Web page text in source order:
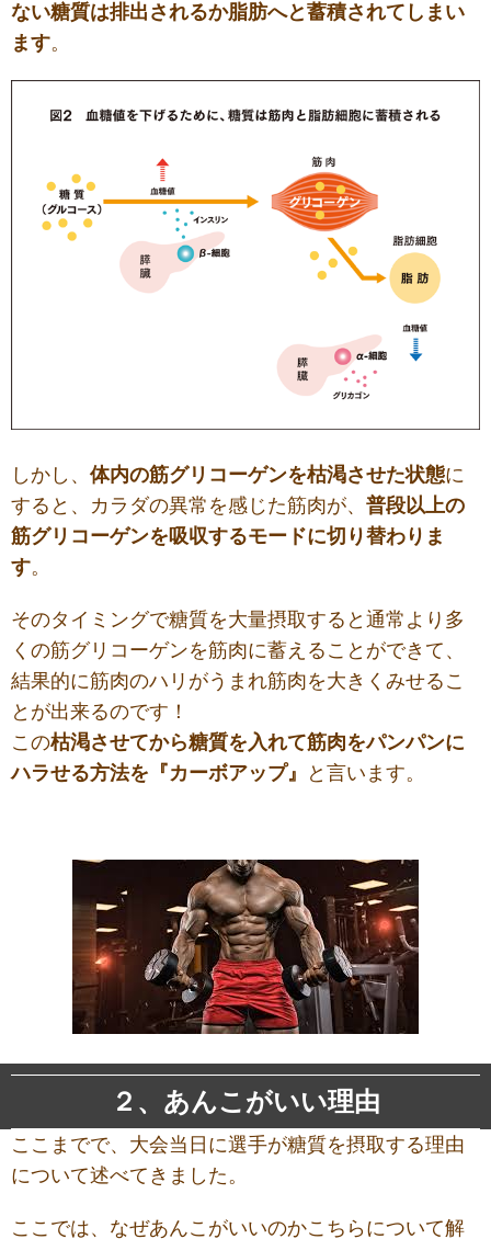
ない糖質は排出されるか脂肪へと蓄積されてしまい
ます。
しかし、 体内の筋グリコーゲンを枯渇させた状態に
すると、カラダの異常を感じた筋肉が、 普段以上の
筋グリコーゲンを吸収するモードに切り替わりま
す。
そのタイミングで糖質を大量摂取すると通常より多
くの筋グリコーゲンを筋肉に蓄えることができて、
結果的に筋肉のハリがうまれ筋肉を大きくみせるこ
とが出来るのです！
この枯渇させてから糖質を入れて筋肉をパンパンに
ハラせる方法を『カーボアップ』
と言います。
２、あんこがいい理由
ここまでで、大会当日に選手が糖質を摂取する理由
について述べてきました。
ここでは、なぜあんこがいいのかこちらについて解